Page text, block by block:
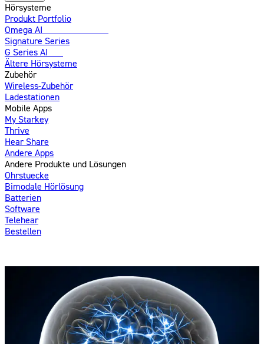
Hörsysteme
Produkt Portfolio
Omega AI
Signature Series
G Series AI
Ältere Hörsysteme
Zubehör
Wireless-Zubehör
Ladestationen
Mobile Apps
My Starkey
Thrive
Hear Share
Andere Apps
Andere Produkte und Lösungen
Ohrstuecke
Bimodale Hörlösung
Batterien
Software
Telehear
Bestellen